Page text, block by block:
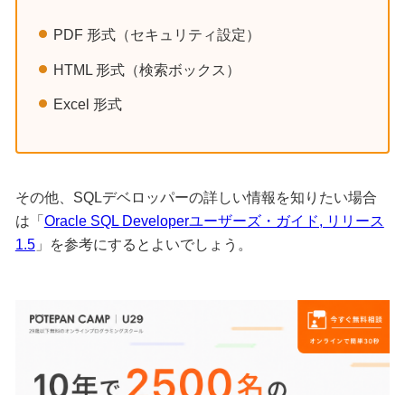
PDF 形式（セキュリティ設定）
HTML 形式（検索ボックス）
Excel 形式
その他、SQLデベロッパーの詳しい情報を知りたい場合
は「 Oracle SQL Developerユーザーズ・ガイド, リリース
1.5」を参考にするとよいでしょう。